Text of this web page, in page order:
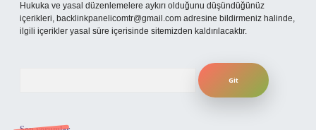
Hukuka ve yasal düzenlemelere aykırı olduğunu düşündüğünüz
içerikleri, backlinkpanelicomtr@gmail.com adresine bildirmeniz halinde,
ilgili içerikler yasal süre içerisinde sitemizden kaldırılacaktır.